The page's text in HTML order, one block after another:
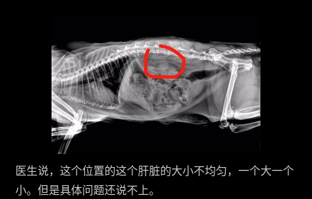
医生说，这个位置的这个肝脏的大小不均匀，一个大一个
小。但是具体问题还说不上。